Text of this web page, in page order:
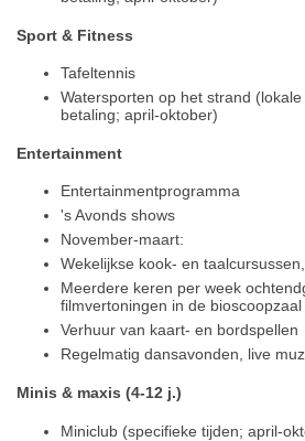
Sport & Fitness
Tafeltennis
Watersporten op het strand
betaling; april-oktober)
Entertainment
Entertainmentprogramma
's Avonds shows
November-maart:
Wekelijkse kook- en
Meerdere keren per week
filmvertoningen in de bioscoopzaal
Verhuur van kaart- en bordspellen
Regelmatig dansavonden, live
Minis & maxis (4-12 j.)
Miniclub (specifieke tijden; april-